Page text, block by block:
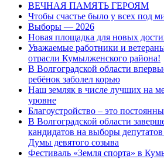
ВЕЧНАЯ ПАМЯТЬ ГЕРОЯМ
Чтобы счастье было у всех под
Выборы — 2026
Новая площадка для новых
Уважаемые работники и
отрасли Кумылженского района!
В Волгоградской области
ребёнок заболел корью
Наш земляк в числе лучших на
уровне
Благоустройство – это
В Волгоградской области
кандидатов на выборы
Думы девятого созыва
Фестиваль «Земля спорта» в